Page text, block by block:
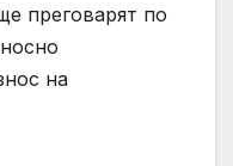
преговарят по
на